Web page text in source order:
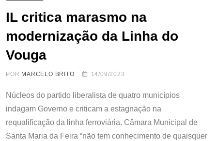
IL critica marasmo na
modernização da Linha do
Vouga
POR MARCELO BRITO 14/09/2023
Núcleos do partido liberalista de quatro municípios
indagam Governo e criticam a estagnação na
requalificação da linha ferroviária. Câmara Municipal de
Santa Maria da Feira “não tem conhecimento de quaisquer